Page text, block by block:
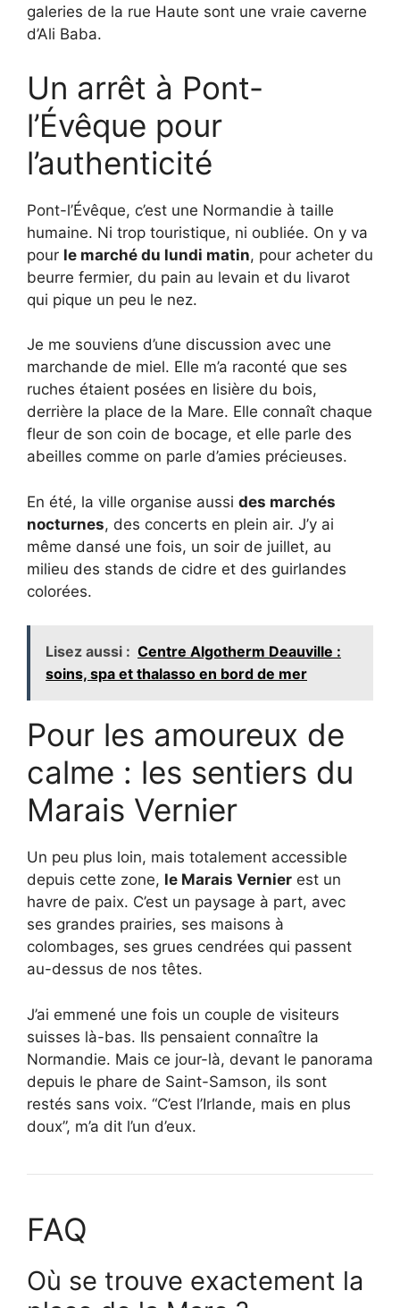
galeries de la rue Haute sont une vraie caverne
d’Ali Baba.
Un arrêt à Pont-
l’Évêque pour
l’authenticité
Pont-l’Évêque, c’est une Normandie à taille
humaine. Ni trop touristique, ni oubliée. On y va
pour le marché du lundi matin, pour acheter du
beurre fermier, du pain au levain et du livarot
qui pique un peu le nez.
Je me souviens d’une discussion avec une
marchande de miel. Elle m’a raconté que ses
ruches étaient posées en lisière du bois,
derrière la place de la Mare. Elle connaît chaque
fleur de son coin de bocage, et elle parle des
abeilles comme on parle d’amies précieuses.
En été, la ville organise aussi des marchés
nocturnes, des concerts en plein air. J’y ai
même dansé une fois, un soir de juillet, au
milieu des stands de cidre et des guirlandes
colorées.
Lisez aussi : Centre Algotherm Deauville :
soins, spa et thalasso en bord de mer
Pour les amoureux de
calme : les sentiers du
Marais Vernier
Un peu plus loin, mais totalement accessible
depuis cette zone, le Marais Vernier est un
havre de paix. C’est un paysage à part, avec
ses grandes prairies, ses maisons à
colombages, ses grues cendrées qui passent
au-dessus de nos têtes.
J’ai emmené une fois un couple de visiteurs
suisses là-bas. Ils pensaient connaître la
Normandie. Mais ce jour-là, devant le panorama
depuis le phare de Saint-Samson, ils sont
restés sans voix. “C’est l’Irlande, mais en plus
doux”, m’a dit l’un d’eux.
FAQ
Où se trouve exactement la